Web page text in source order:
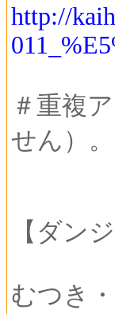
http://
＃重複
せん）。
【ダン
むつき